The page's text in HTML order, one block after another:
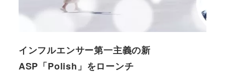
インフルエンサー第一主義の新
ASP「Polish」をローンチ